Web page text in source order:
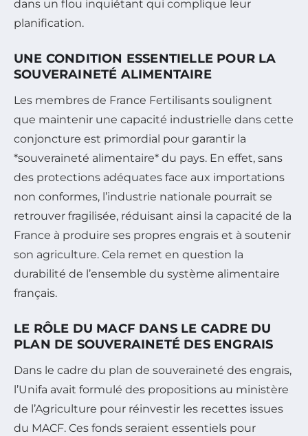
dans un flou inquiétant qui complique leur
planification.
UNE CONDITION ESSENTIELLE POUR LA
SOUVERAINETÉ ALIMENTAIRE
Les membres de France Fertilisants soulignent
que maintenir une capacité industrielle dans cette
conjoncture est primordial pour garantir la
*souveraineté alimentaire* du pays. En effet, sans
des protections adéquates face aux importations
non conformes, l’industrie nationale pourrait se
retrouver fragilisée, réduisant ainsi la capacité de la
France à produire ses propres engrais et à soutenir
son agriculture. Cela remet en question la
durabilité de l’ensemble du système alimentaire
français.
LE RÔLE DU MACF DANS LE CADRE DU
PLAN DE SOUVERAINETÉ DES ENGRAIS
Dans le cadre du plan de souveraineté des engrais,
l’Unifa avait formulé des propositions au ministère
de l’Agriculture pour réinvestir les recettes issues
du MACF. Ces fonds seraient essentiels pour